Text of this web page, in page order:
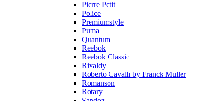
Pierre Petit
Police
Premiumstyle
Puma
Quantum
Reebok
Reebok Classic
Rivaldy
Roberto Cavalli by Franck Muller
Romanson
Rotary